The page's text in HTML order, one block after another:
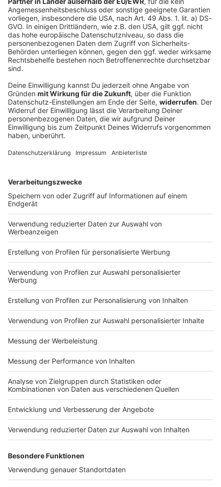
Fünf Schwerverletzte bei Verkehrsunfall bei
Straubing
Zwei Fahrer aus Tschechien sind in Ostbayern mit
ihren Fahrzeugen frontal zusammengestoßen. Ein
DEINE GEMERKTEN ARTIKEL
Du hast dir noch keine Artikel gemerkt
Markiere sie hierfür mit einem
Impressum
Nutzungsbedingungen
Jobs
Presse
Werben
Archiv
ANTENNE BAYERN GROUP
Kontakt
Studio-Hotline
Verkehrs-Hotline
Newsletter